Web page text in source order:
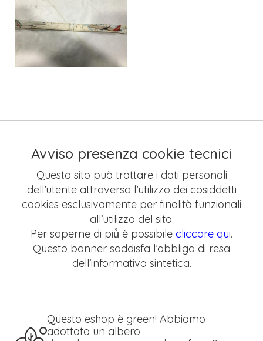
Avviso presenza cookie tecnici
Questo sito può trattare i dati personali
dell’utente attraverso l’utilizzo dei cosiddetti
cookies esclusivamente per finalità funzionali
all’utilizzo del sito.
Per saperne di più̀ è possibile cliccare qui.
Questo banner soddisfa l’obbligo di resa
dell’informativa sintetica.
Questo eshop è green! Abbiamo
adottato un albero